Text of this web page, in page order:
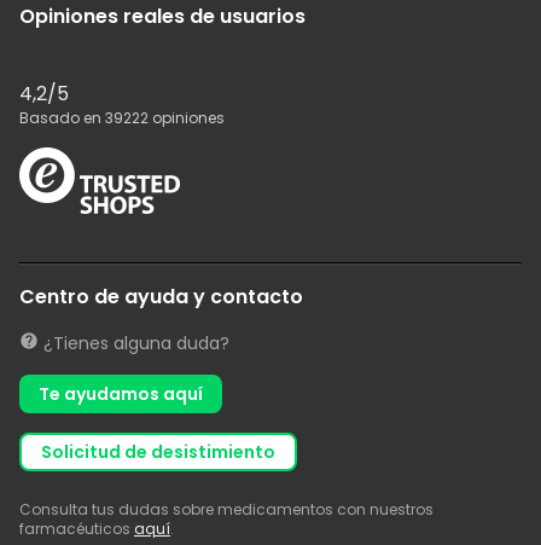
Opiniones reales de usuarios
4,2/5
Basado en 39222 opiniones
Centro de ayuda y contacto
¿Tienes alguna duda?
Te ayudamos aquí
solicitud de desistimiento
Consulta tus dudas sobre medicamentos con nuestros
farmacéuticos aquí.